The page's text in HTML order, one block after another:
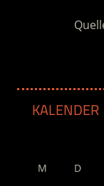
KALENDER
M D